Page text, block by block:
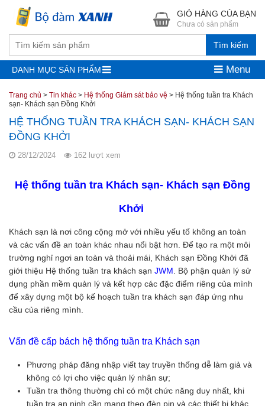
Tìm kiếm
GIỎ HÀNG CỦA BẠN
Chưa có sản phẩm
DANH MỤC SẢN PHẨM Menu
Trang chủ > Tin khác > Hệ thống Giám sát bảo vệ > Hệ thống tuần tra Khách
sạn- Khách sạn Đồng Khởi
HỆ THỐNG TUẦN TRA KHÁCH SẠN- KHÁCH SẠN
ĐỒNG KHỞI
28/12/2024 162 lượt xem
Hệ thống tuần tra Khách sạn- Khách sạn Đồng
Khởi
Khách sạn là nơi công cộng mở với nhiều yếu tố không an toàn
và các vấn đề an toàn khác nhau nổi bật hơn. Để tạo ra một môi
trường nghỉ ngơi an toàn và thoải mái, Khách sạn Đồng Khởi đã
giới thiệu Hệ thống tuần tra khách sạn JWM . Bộ phận quản lý sử
dụng phần mềm quản lý và kết hợp các đặc điểm riêng của mình
để xây dựng một bộ kế hoạch tuần tra khách sạn đáp ứng nhu
cầu của riêng mình.
Vấn đề cấp bách hệ thống tuần tra Khách sạn
Phương pháp đăng nhập viết tay truyền thống dễ làm giả và
không có lợi cho việc quản lý nhân sự;
Tuần tra thông thường chỉ có một chức năng duy nhất, khi
tuần tra an ninh cần mang theo đèn pin và các thiết bị khác,